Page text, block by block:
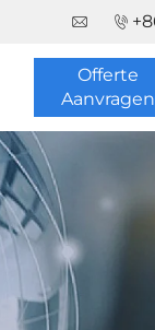
Offerte
Aanvragen